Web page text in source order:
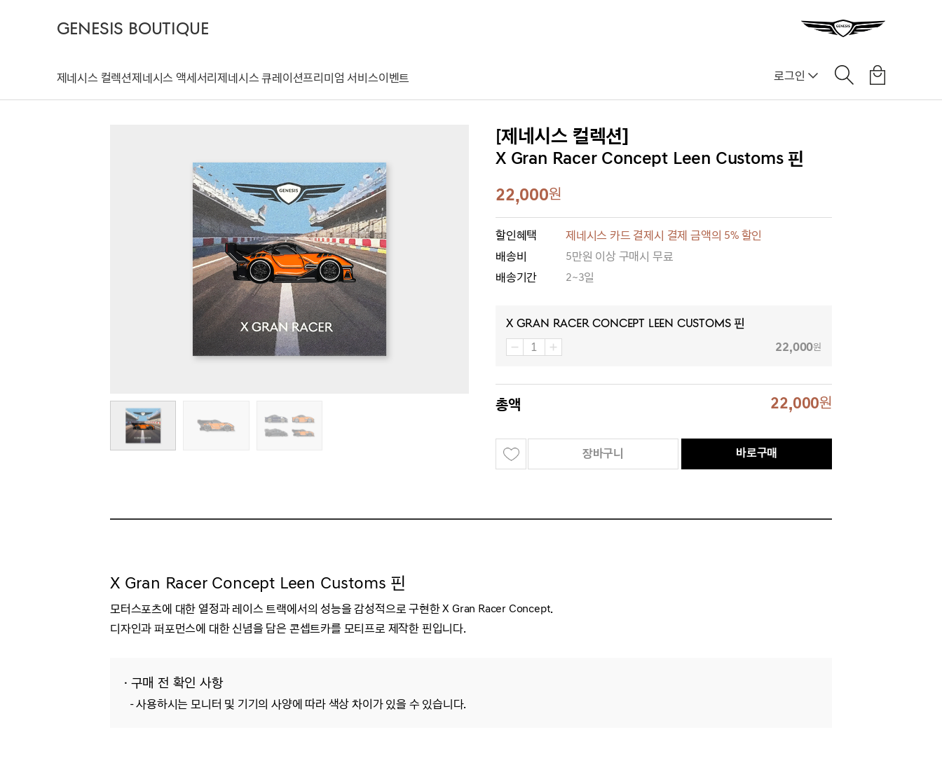
GENESIS BOUTIQUE
제네시스 컬렉션제네시스 액세서리제네시스 큐레이션프리미엄 서비스이벤트 로그인
[제네시스 컬렉션]
X Gran Racer Concept Leen Customs 핀
22,000원
할인혜택
제네시스 카드 결제시 결제 금액의 5% 할인
배송비
5만원 이상 구매시 무료
배송기간
2~3일
X Gran Racer Concept Leen Customs 핀
22,000원
총액 22,000원
장바구니 바로구매
X Gran Racer Concept Leen Customs 핀
모터스포츠에 대한 열정과 레이스 트랙에서의 성능을 감성적으로 구현한X Gran Racer Concept.
디자인과 퍼포먼스에 대한 신념을 담은 콘셉트카를 모티프로 제작한 핀입니다.
· 구매 전 확인 사항
- 사용하시는 모니터 및 기기의 사양에 따라 색상 차이가 있을 수 있습니다.